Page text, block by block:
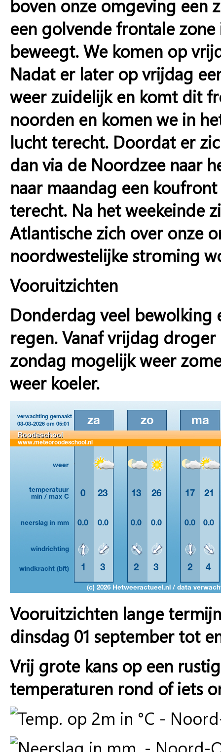
boven onze omgeving een
een golvende frontale
beweegt. We komen op
Nadat er later op vrijdag
weer zuidelijk en komt dit
noorden en komen we in
lucht terecht. Doordat er
dan via de Noordzee naar
naar maandag een
terecht. Na het weekeinde
Atlantische zich over onze
noordwestelijke stroming
Vooruitzichten
Donderdag veel
regen. Vanaf vrijdag
zondag mogelijk weer
weer koeler.
Vooruitzichten lange termijn
dinsdag 01 september tot
Vrij grote kans op een
temperaturen rond of iets